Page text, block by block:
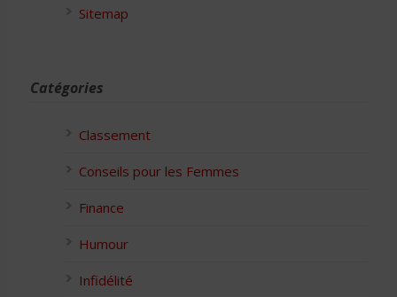
Sitemap
Catégories
Classement
Conseils pour les Femmes
Finance
Humour
Infidélité